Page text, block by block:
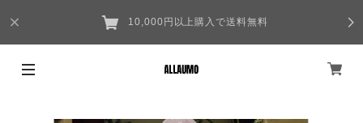
10,000円以上購入で送料無料